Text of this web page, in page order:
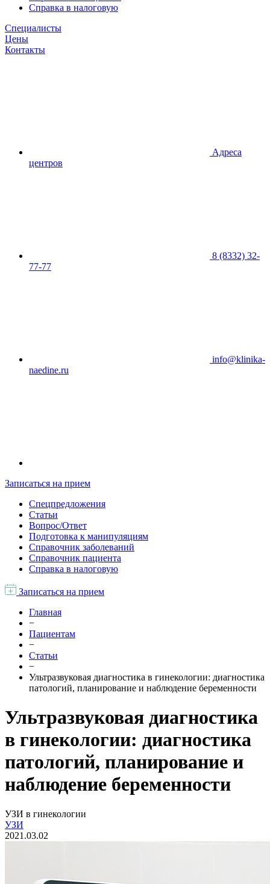
Справка в налоговую
Специалисты
Цены
Контакты
Адреса
центров
8 (8332) 32-
77-77
info@klinika-
naedine.ru
Записаться на прием
Спецпредложения
Статьи
Вопрос/Ответ
Подготовка к манипуляциям
Справочник заболеваний
Справочник пациента
Справка в налоговую
Записаться на прием
Главная
−
Пациентам
−
Статьи
−
Ультразвуковая диагностика в гинекологии: диагностика
патологий, планирование и наблюдение беременности
Ультразвуковая диагностика
в гинекологии: диагностика
патологий, планирование и
наблюдение беременности
УЗИ в гинекологии
УЗИ
2021.03.02